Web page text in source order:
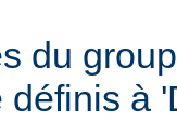
du
définis à